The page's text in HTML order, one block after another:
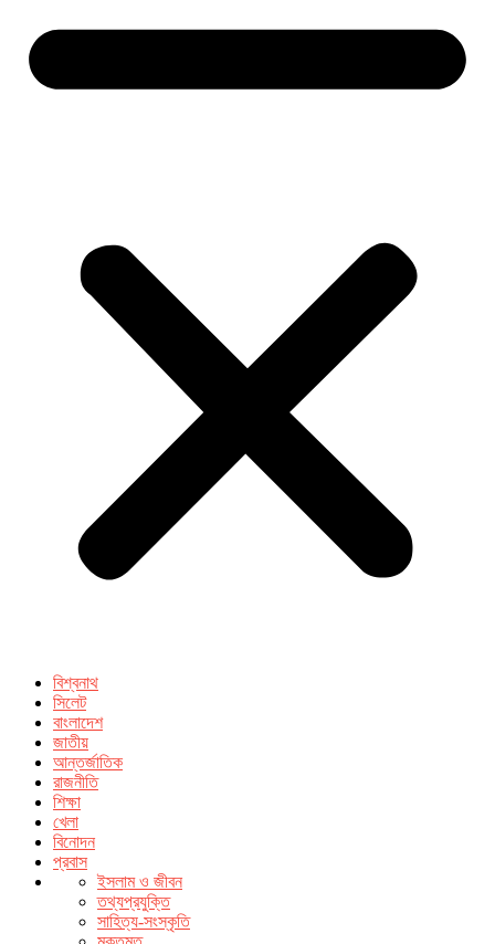
বিশ্বনাথ
সিলেট
বাংলাদেশ
জাতীয়
আন্তর্জাতিক
রাজনীতি
শিক্ষা
খেলা
বিনোদন
প্রবাস
ইসলাম ও জীবন
তথ্যপ্রযুক্তি
সাহিত্য-সংস্কৃতি